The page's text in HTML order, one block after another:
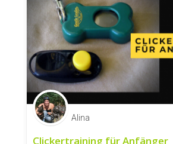
Alina
Clickertraining für Anfänger